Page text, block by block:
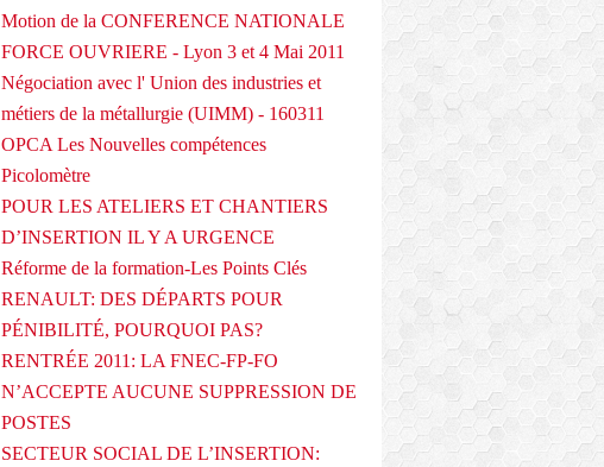
Motion de la CONFERENCE NATIONALE
FORCE OUVRIERE - Lyon 3 et 4 Mai 2011
Négociation avec l' Union des industries et
métiers de la métallurgie (UIMM) - 160311
OPCA Les Nouvelles compétences
Picolomètre
POUR LES ATELIERS ET CHANTIERS
D’INSERTION IL Y A URGENCE
Réforme de la formation-Les Points Clés
RENAULT: DES DÉPARTS POUR
PÉNIBILITÉ, POURQUOI PAS?
RENTRÉE 2011: LA FNEC-FP-FO
N’ACCEPTE AUCUNE SUPPRESSION DE
POSTES
SECTEUR SOCIAL DE L’INSERTION: